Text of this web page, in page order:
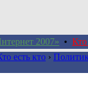
2007» • Кто
есть кто ›